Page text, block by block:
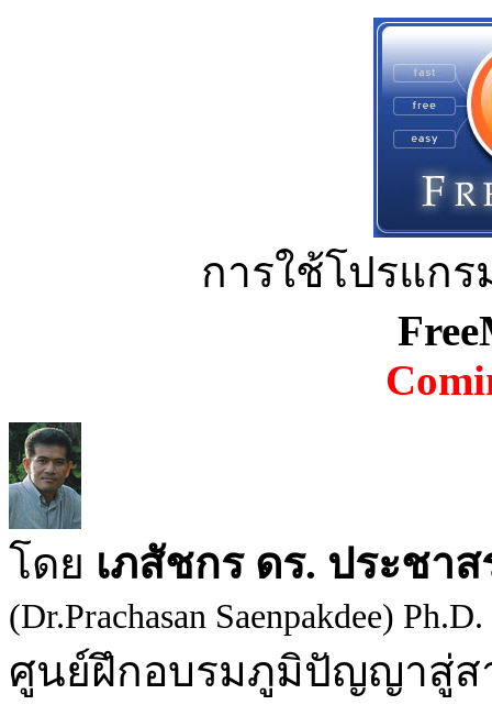
การใช้โปรแก
โดย เภสัชกร ดร. ประชา
(Dr.Prachasan Saenpakdee)
ศูนย์ฝึกอบรมภูมิปัญญาสู่ส